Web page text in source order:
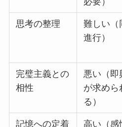
思考の整理
難しい（
進行）
完璧主義との
相性
悪い（即
が求めら
る）
記憶への定着
高い（感